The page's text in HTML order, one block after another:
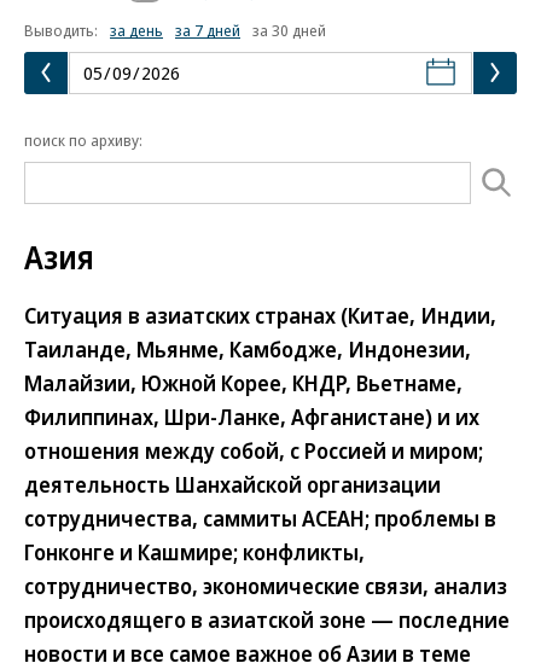
Выводить:
за день за 7 дней за 30 дней
поиск по архиву:
Азия
Ситуация в азиатских странах (Китае, Индии,
Таиланде, Мьянме, Камбодже, Индонезии,
Малайзии, Южной Корее, КНДР, Вьетнаме,
Филиппинах, Шри-Ланке, Афганистане) и их
отношения между собой, с Россией и миром;
деятельность Шанхайской организации
сотрудничества, саммиты АСЕАН; проблемы в
Гонконге и Кашмире; конфликты,
сотрудничество, экономические связи, анализ
происходящего в азиатской зоне — последние
новости и все самое важное об Азии в теме